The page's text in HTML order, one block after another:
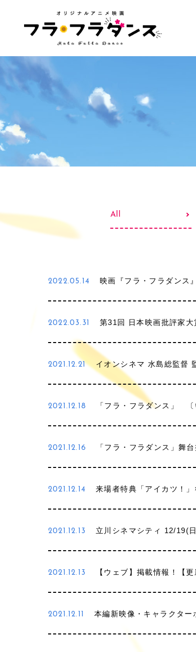
All
2022.05.14 映画『フラ・フラダンス
2022.03.31 第31回 日本映画批評家大
2021.12.21 イオンシネマ 水島総監督
2021.12.18 「フラ・フラダンス」
2021.12.16 「フラ・フラダンス」舞
2021.12.14 来場者特典「アイカツ！
2021.12.13 立川シネマシティ 12/19(
2021.12.13 【ウェブ】掲載情報！【更
2021.12.11 本編新映像・キャラクター